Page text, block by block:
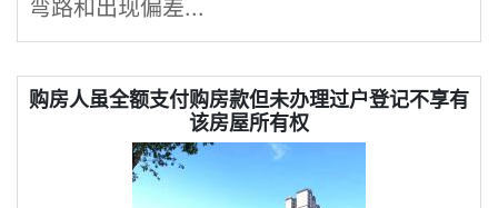
弯路和出现偏差...
购房人虽全额支付购房款但未办理过户登记不享有
该房屋所有权